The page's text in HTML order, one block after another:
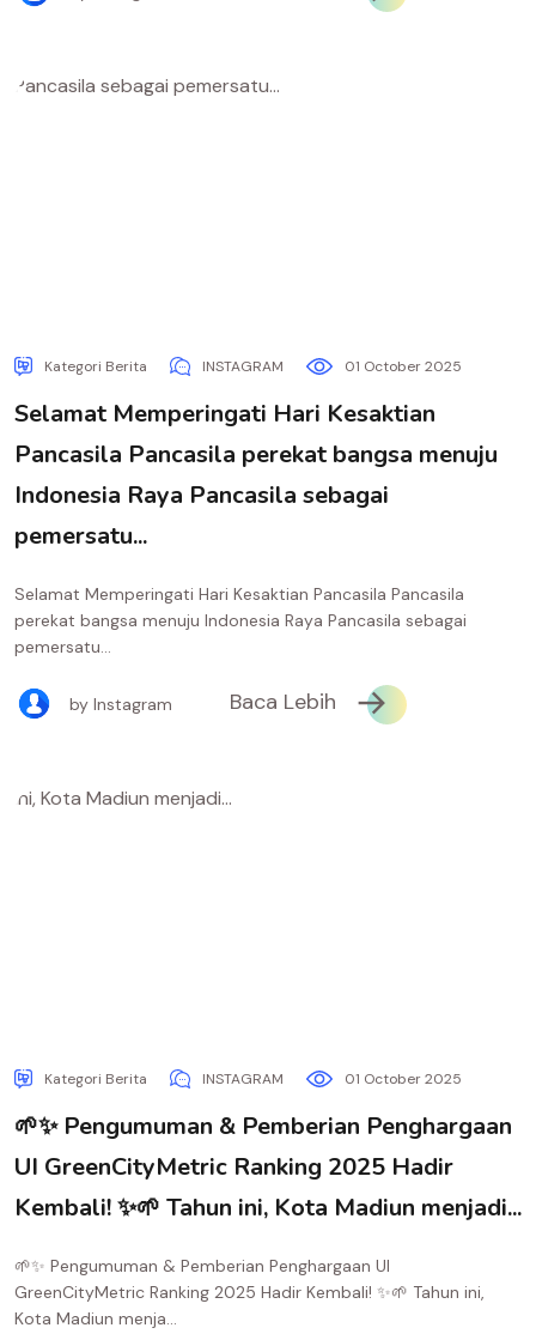
Kategori Berita INSTAGRAM 01 October 2025
Selamat Memperingati Hari Kesaktian
Pancasila Pancasila perekat bangsa menuju
Indonesia Raya Pancasila sebagai
pemersatu...
Selamat Memperingati Hari Kesaktian Pancasila Pancasila
perekat bangsa menuju Indonesia Raya Pancasila sebagai
pemersatu...
by Instagram Baca Lebih
Kategori Berita INSTAGRAM 01 October 2025
🌱✨ Pengumuman & Pemberian Penghargaan
UI GreenCityMetric Ranking 2025 Hadir
Kembali! ✨🌱 Tahun ini, Kota Madiun menjadi...
🌱✨ Pengumuman & Pemberian Penghargaan UI
GreenCityMetric Ranking 2025 Hadir Kembali! ✨🌱 Tahun ini,
Kota Madiun menja...